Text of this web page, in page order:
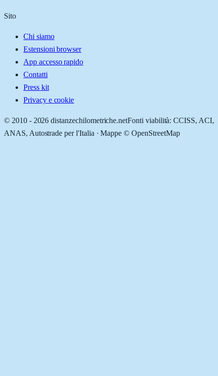
Sito
Chi siamo
Estensioni browser
App accesso rapido
Contatti
Press kit
Privacy e cookie
© 2010 - 2026 distanzechilometriche.netFonti viabilità: CCISS, ACI,
ANAS, Autostrade per l'Italia · Mappe © OpenStreetMap